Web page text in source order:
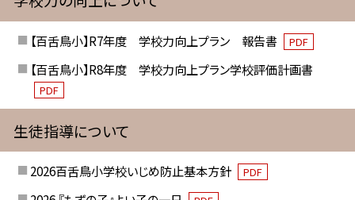
【百舌鳥小】R7年度 学校力向上プラン 報告書 PDF
【百舌鳥小】R8年度 学校力向上プラン学校評価計画書
PDF
生徒指導について
2026百舌鳥小学校いじめ防止基本方針 PDF